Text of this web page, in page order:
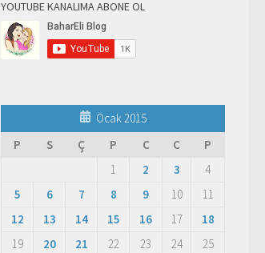
YOUTUBE KANALIMA ABONE OL
Ocak 2015
P
S Ç P C C
P
1
2 3
4
5
6 7 8 9 10
11
12
13 14 15 16 17
18
19
20 21 22 23 24
25